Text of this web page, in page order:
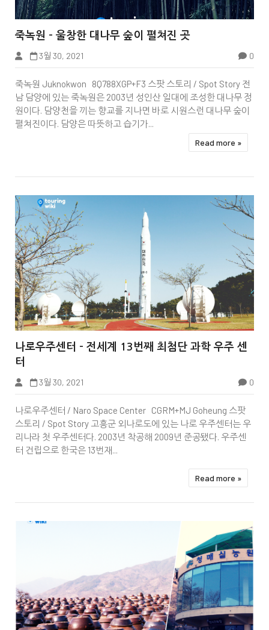


죽녹원 - 울창한 대나무 숲이 펼쳐진 곳
3월 30, 2021 0
죽녹원 Juknokwon 8Q788XGP+F3 스팟 스토리 / Spot Story 전
남 담양에 있는 죽녹원은 2003년 성인산 일대에 조성한 대나무 정
원이다. 담양천을 끼는 향교를 지나면 바로 시원스런 대나무 숲이
펼쳐진이다. 담양은 따뜻하고 습기가...
Read more »


Tbook
나로우주센터 - 전세계 13번째 최첨단 과학 우주 센
터
3월 30, 2021 0
나로우주센터 / Naro Space Center CGRM+MJ Goheung 스팟
스토리 / Spot Story 고흥군 외나로도에 있는 나로 우주센터는 우
리나라 첫 우주센터다. 2003년 착공해 2009년 준공됐다. 우주센
터 건립으로 한국은 13번재...
Read more »
Tbook